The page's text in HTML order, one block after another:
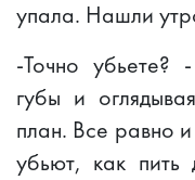
упала. Нашли
-Точно убьете?
губы и
план. Все равно и
убьют, как пить